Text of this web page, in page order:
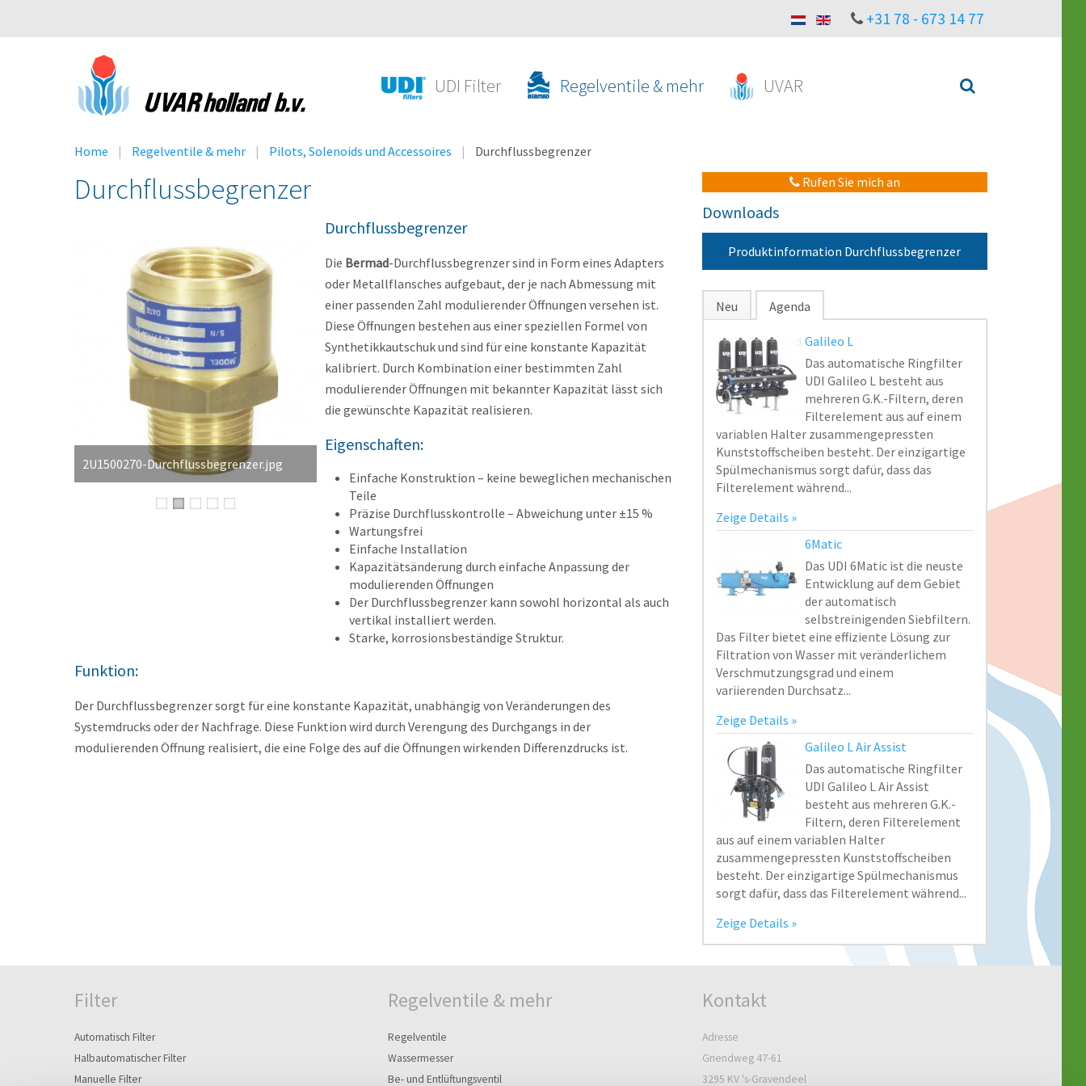
+31 78 - 673 14 77
UDI Filter Regelventile & mehr UVAR
Home Regelventile & mehr Pilots, Solenoids und Accessoires Durchflussbegrenzer
Durchflussbegrenzer
2U1500270-Durchflussbegrenzer.jpg
Durchflussbegrenzer
Die Bermad-Durchflussbegrenzer sind in Form eines Adapters
oder Metallflansches aufgebaut, der je nach Abmessung mit
einer passenden Zahl modulierender Öffnungen versehen ist.
Diese Öffnungen bestehen aus einer speziellen Formel von
Synthetikkautschuk und sind für eine konstante Kapazität
kalibriert. Durch Kombination einer bestimmten Zahl
modulierender Öffnungen mit bekannter Kapazität lässt sich
die gewünschte Kapazität realisieren.
Eigenschaften:
Einfache Konstruktion – keine beweglichen mechanischen
Teile
Präzise Durchflusskontrolle – Abweichung unter ±15 %
Wartungsfrei
Einfache Installation
Kapazitätsänderung durch einfache Anpassung der
modulierenden Öffnungen
Der Durchflussbegrenzer kann sowohl horizontal als auch
vertikal installiert werden.
Starke, korrosionsbeständige Struktur.
Funktion:
Der Durchflussbegrenzer sorgt für eine konstante Kapazität, unabhängig von Veränderungen des
Systemdrucks oder der Nachfrage. Diese Funktion wird durch Verengung des Durchgangs in der
modulierenden Öffnung realisiert, die eine Folge des auf die Öffnungen wirkenden Differenzdrucks ist.
Rufen Sie mich an
Downloads
Produktinformation Durchflussbegrenzer
Neu Agenda
Galileo L
Das automatische Ringfilter
UDI Galileo L besteht aus
mehreren G.K.-Filtern, deren
Filterelement aus auf einem
variablen Halter zusammengepressten
Kunststoffscheiben besteht. Der einzigartige
Spülmechanismus sorgt dafür, dass das
Filterelement während...
Zeige Details
6Matic
Das UDI 6Matic ist die neuste
Entwicklung auf dem Gebiet
der automatisch
selbstreinigenden Siebfiltern.
Das Filter bietet eine effiziente Lösung zur
Filtration von Wasser mit veränderlichem
Verschmutzungsgrad und einem
variierenden Durchsatz...
Zeige Details
Galileo L Air Assist
Das automatische Ringfilter
UDI Galileo L Air Assist
besteht aus mehreren G.K.-
Filtern, deren Filterelement
aus auf einem variablen Halter
zusammengepressten Kunststoffscheiben
besteht. Der einzigartige Spülmechanismus
sorgt dafür, dass das Filterelement während...
Zeige Details
No items found.
Filter
Automatisch Filter
Halbautomatischer Filter
Manuelle Filter
Regelventile & mehr
Regelventile
Wassermesser
Be- und Entlüftungsventil
Kontakt
Adresse
Griendweg 47-61
3295 KV 's-Gravendeel